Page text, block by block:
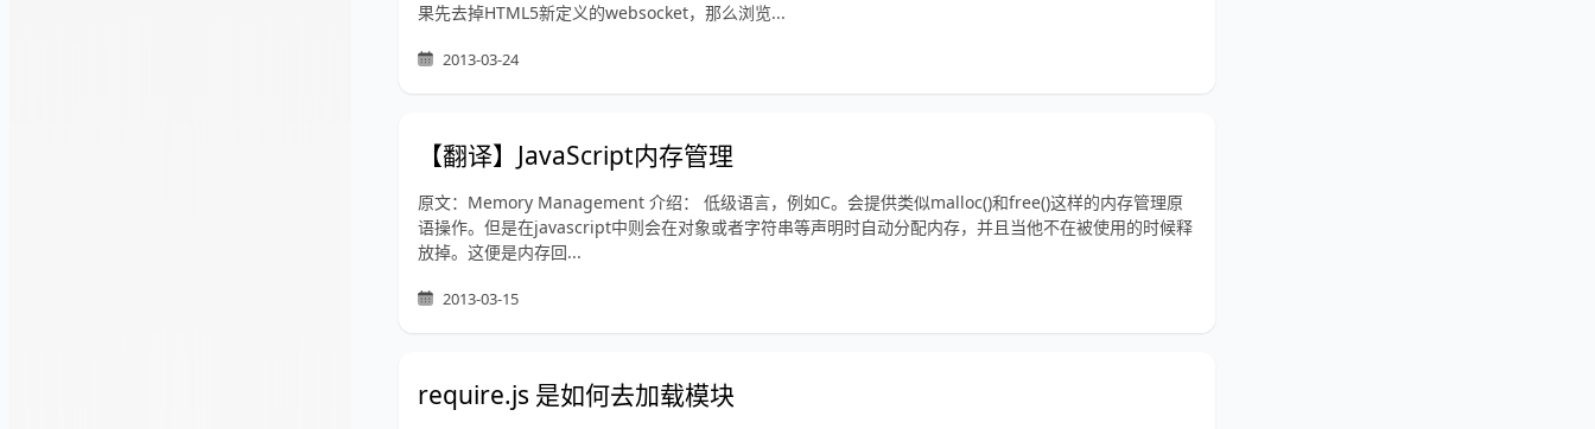
果先去掉HTML5新定义的websocket，那么浏览...
2013-03-24
【翻译】JavaScript内存管理
原文：Memory Management 介绍： 低级语言，例如C。会提供类似malloc()和free()这样的内存管理原
语操作。但是在javascript中则会在对象或者字符串等声明时自动分配内存，并且当他不在被使用的时候释
放掉。这便是内存回...
2013-03-15
require.js 是如何去加载模块